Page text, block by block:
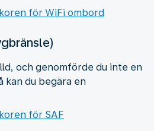
för WiFi ombord
och genomförde du inte en
kan du begära en
för SAF